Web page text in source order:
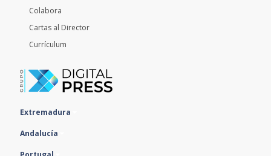
Colabora
Cartas al Director
Currículum
Extremadura
Andalucía